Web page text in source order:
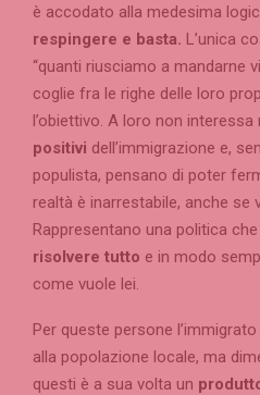
è accodato alla medesima
respingere e basta. L’unica
“quanti riusciamo a mandarne
coglie fra le righe delle loro
l’obiettivo. A loro non interessa
positivi dell’immigrazione e,
populista, pensano di poter
realtà è inarrestabile, anche se
Rappresentano una politica che
risolvere tutto e in modo
come vuole lei.
Per queste persone
alla popolazione locale, ma
questi è a sua volta un